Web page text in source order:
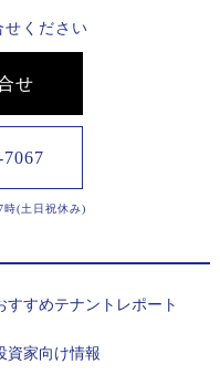
ください
せ
(土日祝休み)
すすめテナントレポート
資家向け情報